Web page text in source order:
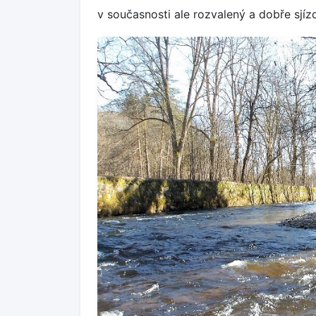
v současnosti ale rozvalený a dobře